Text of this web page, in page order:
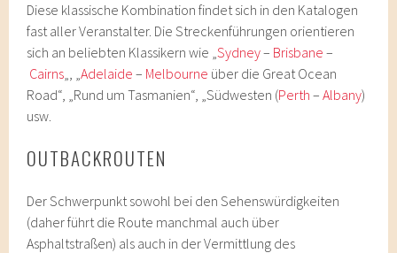
Diese klassische Kombination findet sich in den Katalogen
fast aller Veranstalter. Die Streckenführungen orientieren
sich an beliebten Klassikern wie „Sydney– Brisbane –
Cairns„, „Adelaide – Melbourne über die Great Ocean
Road“, „Rund um Tasmanien“, „Südwesten (Perth –Albany)
usw.
OUTBACKROUTEN
Der Schwerpunkt sowohl bei den Sehenswürdigkeiten
(daher führt die Route manchmal auch über
Asphaltstraßen) als auch in der Vermittlung des